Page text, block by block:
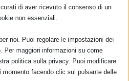
di aver ricevuto il consenso di un
non essenziali.
noi. Puoi regolare le impostazioni dei
Per maggiori informazioni su come
politica sulla privacy. Puoi modificare
momento facendo clic sul pulsante delle